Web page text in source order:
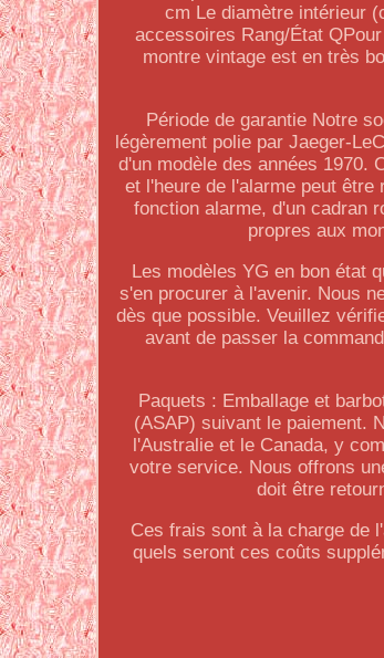
cm Le diamètre intérieur
accessoires Rang/État
montre vintage est en très
Période de garantie Notre
légèrement polie par Jaeger-
d'un modèle des années 1970.
et l'heure de l'alarme peut
fonction alarme, d'un cadran
propres aux
Les modèles YG en bon état
s'en procurer à l'avenir. Nous
dès que possible. Veuillez
avant de passer la
Paquets : Emballage et
(ASAP) suivant le paiement.
l'Australie et le Canada, y
votre service. Nous offrons
doit être
Ces frais sont à la charge de
quels seront ces coûts